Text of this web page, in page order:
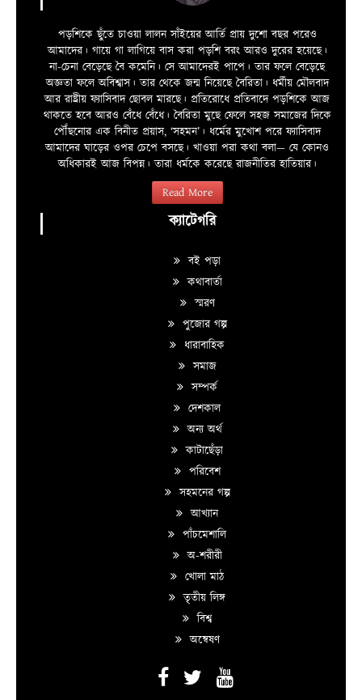
পড়শিকে ছুঁতে চাওয়া লালন সাঁইয়ের আর্তি প্রায় দুশো বছর পরেও
আমাদের। গায়ে গা লাগিয়ে বাস করা পড়শি বরং আরও দুরের হয়েছে।
না-চেনা বেড়েছে বৈ কমেনি। সে আমাদেরই পাপে। তার ফলে বেড়েছে
অজ্ঞতা ফলে অবিশ্বাস। তার থেকে জন্ম নিয়েছে বৈরিতা। ধর্মীয় মৌলবাদ
আর রাষ্ট্রীয় ফ্যাসিবাদ ছোবল মারছে। প্রতিরোধে প্রতিবাদে পড়শিকে আজ
থাকতে হবে আরও বেঁধে বেঁধে। বৈরিতা মুছে ফেলে সহজ সমাজের দিকে
পৌঁছনোর এক বিনীত প্রয়াস, ‘সহমন’। ধর্মের মুখোশ পরে ফ্যাসিবাদ
আমাদের ঘাড়ের ওপর চেপে বসছে। খাওয়া পরা কথা বলা—­­ যে কোনও
অধিকারই আজ বিপন্ন। তারা ধর্মকে করেছে রাজনীতির হাতিয়ার।
Read More
ক্যাটেগরি
বই পড়া
কথাবার্তা
স্মরণ
পুজোর গল্প
ধারাবাহিক
সমাজ
সম্পর্ক
দেশকাল
অন্য অর্থ
কাটাছেঁড়া
পরিবেশ
সহমনের গল্প
আখ্যান
পাঁচমেশালি
অ-শরীরী
খোলা মাঠ
তৃতীয় লিঙ্গ
বিশ্ব
অন্বেষণ